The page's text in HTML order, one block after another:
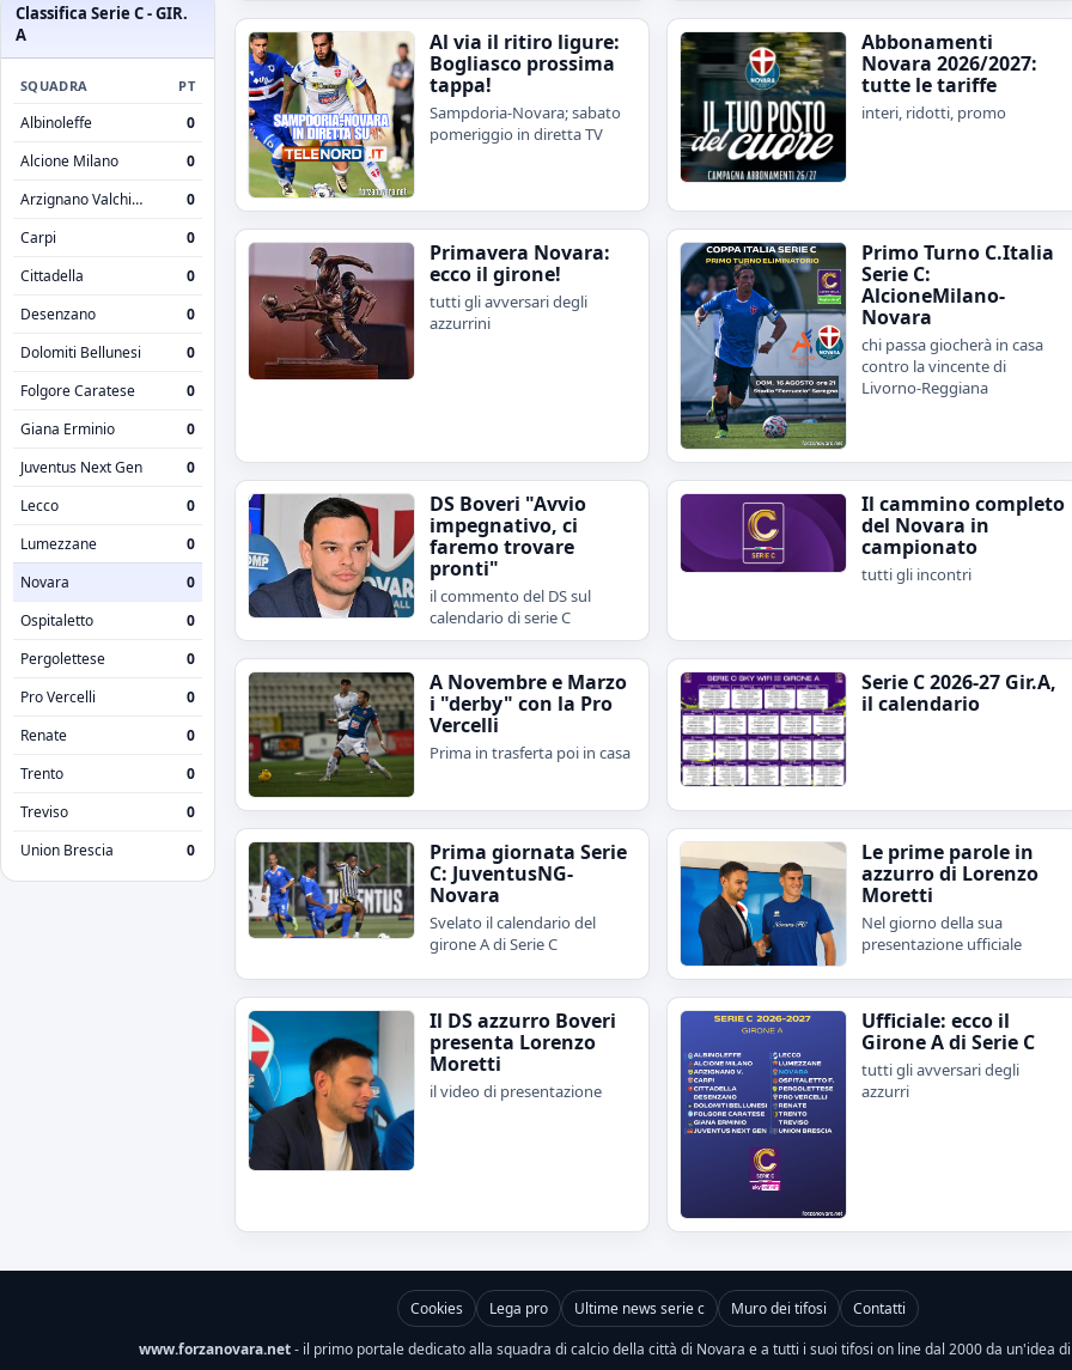
Classifica Serie C - GIR.
A
SQUADRA PT
Albinoleffe
0
Alcione Milano
0
Arzignano Valchiampo
0
Carpi
0
Cittadella
0
Desenzano
0
Dolomiti Bellunesi
0
Folgore Caratese
0
Giana Erminio
0
Juventus Next Gen
0
Lecco
0
Lumezzane
0
Novara
0
Ospitaletto
0
Pergolettese
0
Pro Vercelli
0
Renate
0
Trento
0
Treviso
0
Union Brescia
0
Al via il ritiro ligure:
Bogliasco prossima
tappa!
Sampdoria-Novara; sabato
pomeriggio in diretta TV
Abbonamenti
Novara 2026/2027:
tutte le tariffe
interi, ridotti, promo
Primavera Novara:
ecco il girone!
tutti gli avversari degli
azzurrini
Primo Turno C.Italia
Serie C:
AlcioneMilano-
Novara
chi passa giocherà in casa
contro la vincente di
Livorno-Reggiana
DS Boveri "Avvio
impegnativo, ci
faremo trovare
pronti"
il commento del DS sul
calendario di serie C
Il cammino completo
del Novara in
campionato
tutti gli incontri
A Novembre e Marzo
i "derby" con la Pro
Vercelli
Prima in trasferta poi in casa
Serie C 2026-27 Gir.A,
il calendario
Prima giornata Serie
C: JuventusNG-
Novara
Svelato il calendario del
girone A di Serie C
Le prime parole in
azzurro di Lorenzo
Moretti
Nel giorno della sua
presentazione ufficiale
Il DS azzurro Boveri
presenta Lorenzo
Moretti
il video di presentazione
Ufficiale: ecco il
Girone A di Serie C
tutti gli avversari degli
azzurri
Cookies Lega pro Ultime news serie c Muro dei tifosi
Contatti
www.forzanovara.net- il primo portale dedicato alla squadra di calcio della città di Novara e a tutti i suoi tifosi on line dal 2000 da un'idea di